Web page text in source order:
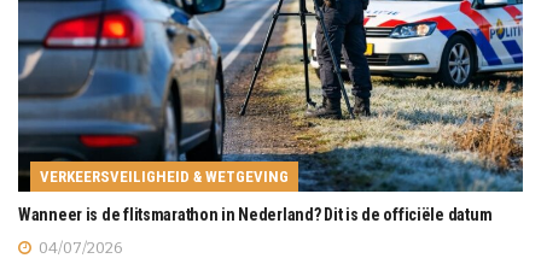
VERKEERSVEILIGHEID & WETGEVING
Wanneer is de flitsmarathon in Nederland? Dit is de officiële datum
04/07/2026